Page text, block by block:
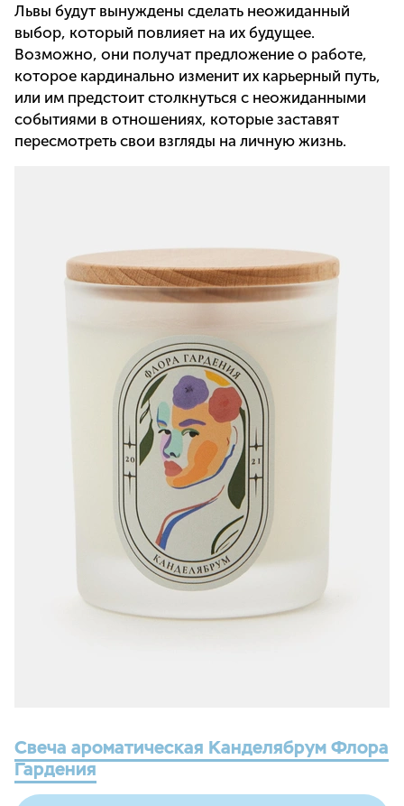
Львы будут вынуждены сделать неожиданный
выбор, который повлияет на их будущее.
Возможно, они получат предложение о работе,
которое кардинально изменит их карьерный путь,
или им предстоит столкнуться с неожиданными
событиями в отношениях, которые заставят
пересмотреть свои взгляды на личную жизнь.
Свеча ароматическая Канделябрум Флора
Гардения